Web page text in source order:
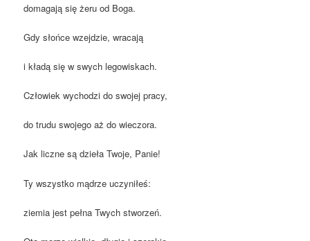
domagają się żeru od Boga.
Gdy słońce wzejdzie, wracają
i kładą się w swych legowiskach.
Człowiek wychodzi do swojej pracy,
do trudu swojego aż do wieczora.
Jak liczne są dzieła Twoje, Panie!
Ty wszystko mądrze uczyniłeś:
ziemia jest pełna Twych stworzeń.